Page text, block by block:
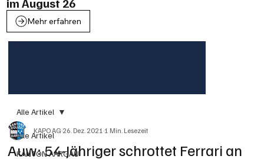
im August 26
Mehr erfahren
Alle Artikel
KANTON AARGAU
Alle Artikel
Auw: 54-Jähriger schrottet Ferrari an
KAPO AG26. Dez. 20211 Min. Lesezeit